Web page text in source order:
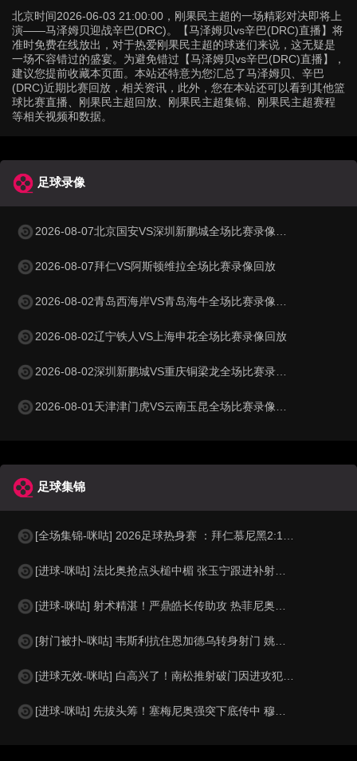
北京时间2026-06-03 21:00:00，刚果民主超的一场精彩对决即将上
演——马泽姆贝迎战辛巴(DRC)。【马泽姆贝vs辛巴(DRC)直播】将
准时免费在线放出，对于热爱刚果民主超的球迷们来说，这无疑是
一场不容错过的盛宴。为避免错过【马泽姆贝vs辛巴(DRC)直播】，
建议您提前收藏本页面。本站还特意为您汇总了马泽姆贝、辛巴
(DRC)近期比赛回放，相关资讯，此外，您在本站还可以看到其他篮
球比赛直播、刚果民主超回放、刚果民主超集锦、刚果民主超赛程
等相关视频和数据。
足球录像
2026-08-07北京国安VS深圳新鹏城全场比赛录像回放
2026-08-07拜仁VS阿斯顿维拉全场比赛录像回放
2026-08-02青岛西海岸VS青岛海牛全场比赛录像回放
2026-08-02辽宁铁人VS上海申花全场比赛录像回放
2026-08-02深圳新鹏城VS重庆铜梁龙全场比赛录像回放
2026-08-01天津津门虎VS云南玉昆全场比赛录像回放
足球集锦
[全场集锦-咪咕] 2026足球热身赛 ：拜仁慕尼黑2:1阿斯顿维拉
[进球-咪咕] 法比奥抢点头槌中楣 张玉宁跟进补射打破僵局
[进球-咪咕] 射术精湛！严鼎皓长传助攻 热菲尼奥低射死角破门
[射门被扑-咪咕] 韦斯利抗住恩加德乌转身射门 姚浩洋及时化险
[进球无效-咪咕] 白高兴了！南松推射破门因进攻犯规在先被吹
[进球-咪咕] 先拔头筹！塞梅尼奥强突下底传中 穆巴马推空门得手